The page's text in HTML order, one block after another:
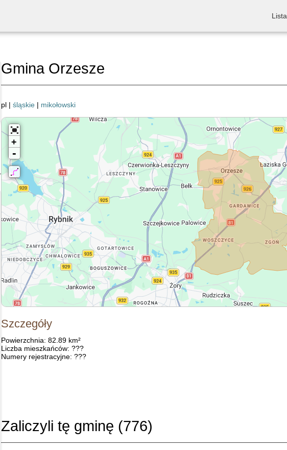
Lista
Gmina Orzesze
pl | śląskie| mikołowski
+
-
Szczegóły
Powierzchnia: 82.89 km²
Liczba mieszkańców: ???
Numery rejestracyjne: ???
Zaliczyli tę gminę (776)